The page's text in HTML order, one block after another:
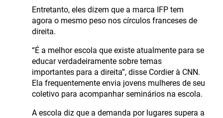
Entretanto, eles dizem que a marca IFP tem
agora o mesmo peso nos círculos franceses de
direita.
“É a melhor escola que existe atualmente para se
educar verdadeiramente sobre temas
importantes para a direita”, disse Cordier à CNN.
Ela frequentemente envia jovens mulheres de seu
coletivo para acompanhar seminários na escola.
A escola diz que a demanda por lugares supera a